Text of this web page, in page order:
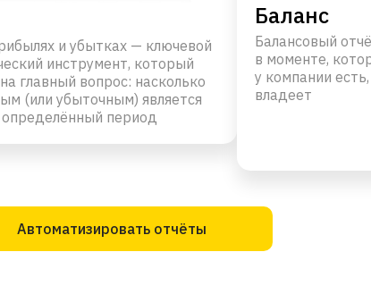
Автоматизировать отчёты
и убытках — ключевой
инструмент, который
главный вопрос: насколько
(или убыточным) является
определённый период
Баланс
Балансовый
в моменте,
у компании
владеет